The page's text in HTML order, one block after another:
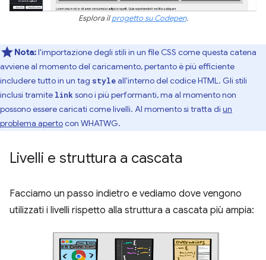
Esplora ilprogetto su Codepen.
Nota:l'importazione degli stili in un file CSS come questa catena
avviene al momento del caricamento, pertanto è più efficiente
includere tutto in un tag styleall'interno del codice HTML. Gli stili
inclusi tramite link sono i più performanti, ma al momento non
possono essere caricati come livelli. Al momento si tratta di un
problema apertocon WHATWG.
Livelli e struttura a cascata
Facciamo un passo indietro e vediamo dove vengono
utilizzati i livelli rispetto alla struttura a cascata più ampia: